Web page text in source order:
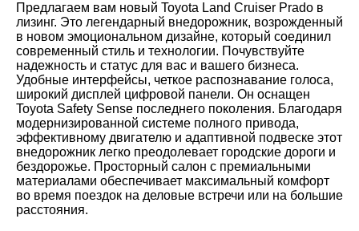
Предлагаем вам новый Toyota Land Cruiser Prado в
лизинг. Это легендарный внедорожник, возрожденный
в новом эмоциональном дизайне, который соединил
современный стиль и технологии. Почувствуйте
надежность и статус для вас и вашего бизнеса.
Удобные интерфейсы, четкое распознавание голоса,
широкий дисплей цифровой панели. Он оснащен
Toyota Safety Sense последнего поколения. Благодаря
модернизированной системе полного привода,
эффективному двигателю и адаптивной подвеске этот
внедорожник легко преодолевает городские дороги и
бездорожье. Просторный салон с премиальными
материалами обеспечивает максимальный комфорт
во время поездок на деловые встречи или на большие
расстояния.